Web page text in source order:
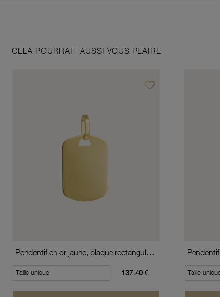
CELA POURRAIT AUSSI VOUS PLAIRE
favorite_borderAjouter à vos favoris
Pendentif en or jaune, plaque rectangulaire
Taille unique 137.40 € Taille